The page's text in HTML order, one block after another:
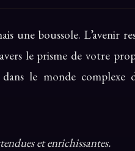
une boussole. L’avenir
le prisme de votre
le monde complexe
et enrichissantes.